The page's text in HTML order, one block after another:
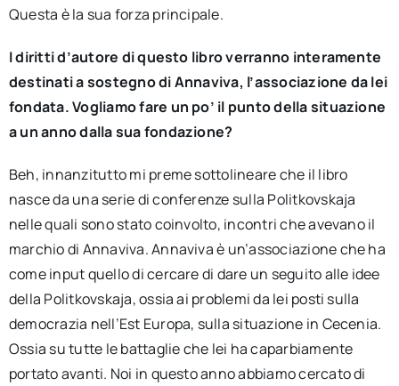
Questa è la sua forza principale.
I diritti d’autore di questo libro verranno interamente
destinati a sostegno di Annaviva, l’associazione da lei
fondata. Vogliamo fare un po’ il punto della situazione
a un anno dalla sua fondazione?
Beh, innanzitutto mi preme sottolineare che il libro
nasce da una serie di conferenze sulla Politkovskaja
nelle quali sono stato coinvolto, incontri che avevano il
marchio di Annaviva. Annaviva è un’associazione che ha
come input quello di cercare di dare un seguito alle idee
della Politkovskaja, ossia ai problemi da lei posti sulla
democrazia nell’Est Europa, sulla situazione in Cecenia.
Ossia su tutte le battaglie che lei ha caparbiamente
portato avanti. Noi in questo anno abbiamo cercato di